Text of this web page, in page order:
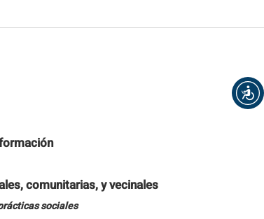
comunitarias, y vecinales
sociales